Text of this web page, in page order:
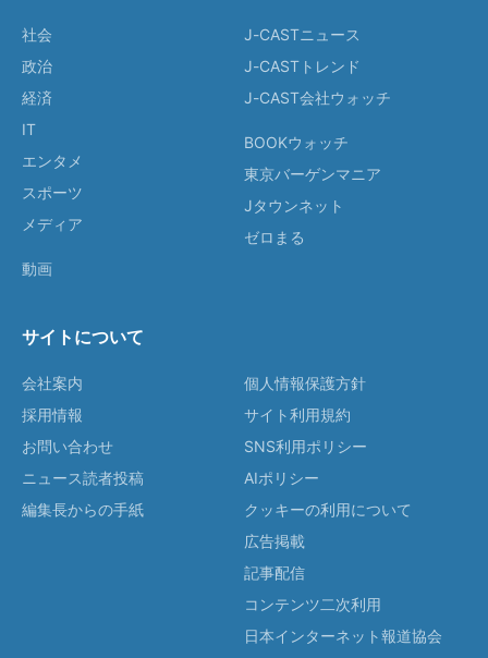
社会
政治
経済
IT
エンタメ
スポーツ
メディア
動画
J-CASTニュース
J-CASTトレンド
J-CAST会社ウォッチ
BOOKウォッチ
東京バーゲンマニア
Jタウンネット
ゼロまる
サイトについて
会社案内
採用情報
お問い合わせ
ニュース読者投稿
編集長からの手紙
個人情報保護方針
サイト利用規約
SNS利用ポリシー
AIポリシー
クッキーの利用について
広告掲載
記事配信
コンテンツ二次利用
日本インターネット報道協会